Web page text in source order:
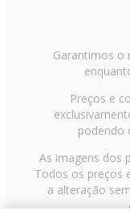
Garantimos o
Preços e
podendo
As imagens dos
Todos os preços
a alteração